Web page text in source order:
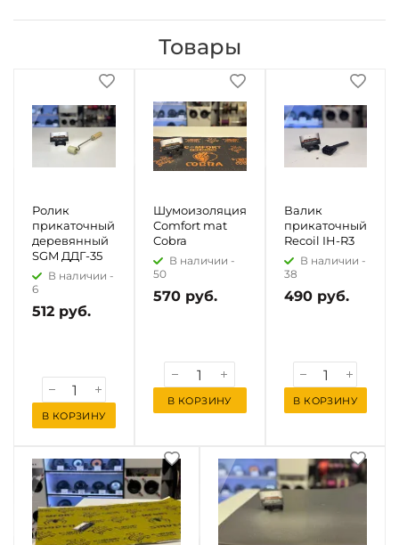
Товары
Ролик
прикаточный
деревянный
SGM ДДГ-35
В наличии -
6
512 руб.
В КОРЗИНУ
Шумоизоляция
Comfort mat
Cobra
В наличии -
50
570 руб.
В КОРЗИНУ
Валик
прикаточный
Recoil IH-R3
В наличии -
38
490 руб.
В КОРЗИНУ